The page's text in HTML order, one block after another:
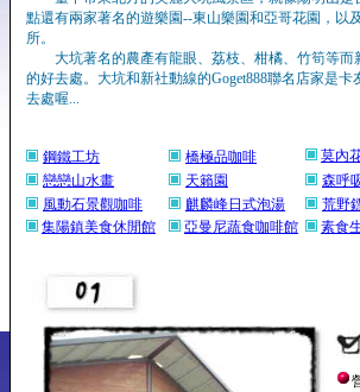
點還有兩家著名的遊樂園--東山樂園和亞哥花園，以
所。
大坑著名的農產有龍眼、荔枝、柑橘、竹筍等而
的好去處。大坑和新社動線的Goget888聯名店家是
去處喔...
鋼鐵工坊 橋極品咖啡 莫內
戀戀山水畫
天籟園 森呼
風動石景觀咖啡
麒麟峰日式泡湯 荒野
集陽鎮美食休閒館
亞曼尼蔬食咖啡館 素食